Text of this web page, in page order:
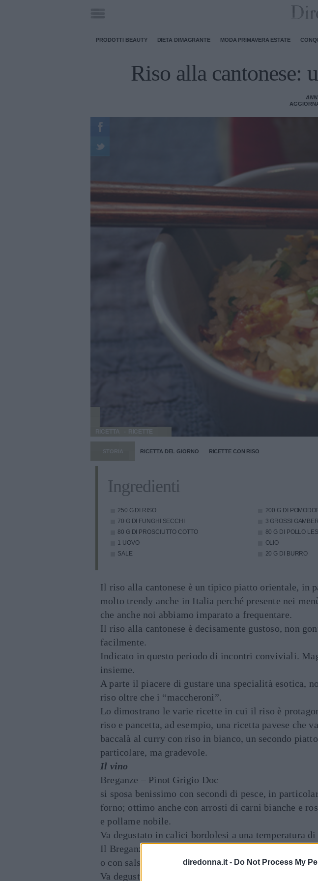
diredonna.it - Do Not Process My
PRODOTTI BEAUTY DIETA DIMAGRANTE MODA PRIMAVERA ESTATE
Riso alla cantonese:
RICETTA
STORIA RICETTA DEL GIORNO RICETTE CON RISO
Ingredienti
250 G DI RISO
200 G DI
70 G DI FUNGHI SECCHI
3 GROSSI GAMBERI
80 G DI PROSCIUTTO COTTO
80 G DI POLLO
1 UOVO
OLIO
SALE
20 G DI BURRO
Il riso alla cantonese è un tipico piatto orientale, in
molto trendy anche in Italia perché presente nei
che anche noi abbiamo imparato a frequentare.
Il riso alla cantonese è decisamente gustoso, non
facilmente.
Indicato in questo periodo di incontri conviviali.
insieme.
A parte il piacere di gustare una specialità esotica,
riso oltre che i “maccheroni”.
Lo dimostrano le varie ricette in cui il riso è
riso e pancetta, ad esempio, una ricetta pavese che
baccalà al curry con riso in bianco, un secondo
particolare, ma gradevole.
Il vino
Breganze – Pinot Grigio Doc
si sposa benissimo con secondi di pesce, in
forno; ottimo anche con arrosti di carni bianche e
e pollame nobile.
Va degustato in calici bordolesi a una temperatura di
Il Breganze Doc Bianco si abbina a minestre, zuppe
o con salse dal sapore delicato.
Va degustato in calici di media capacità a tulipano